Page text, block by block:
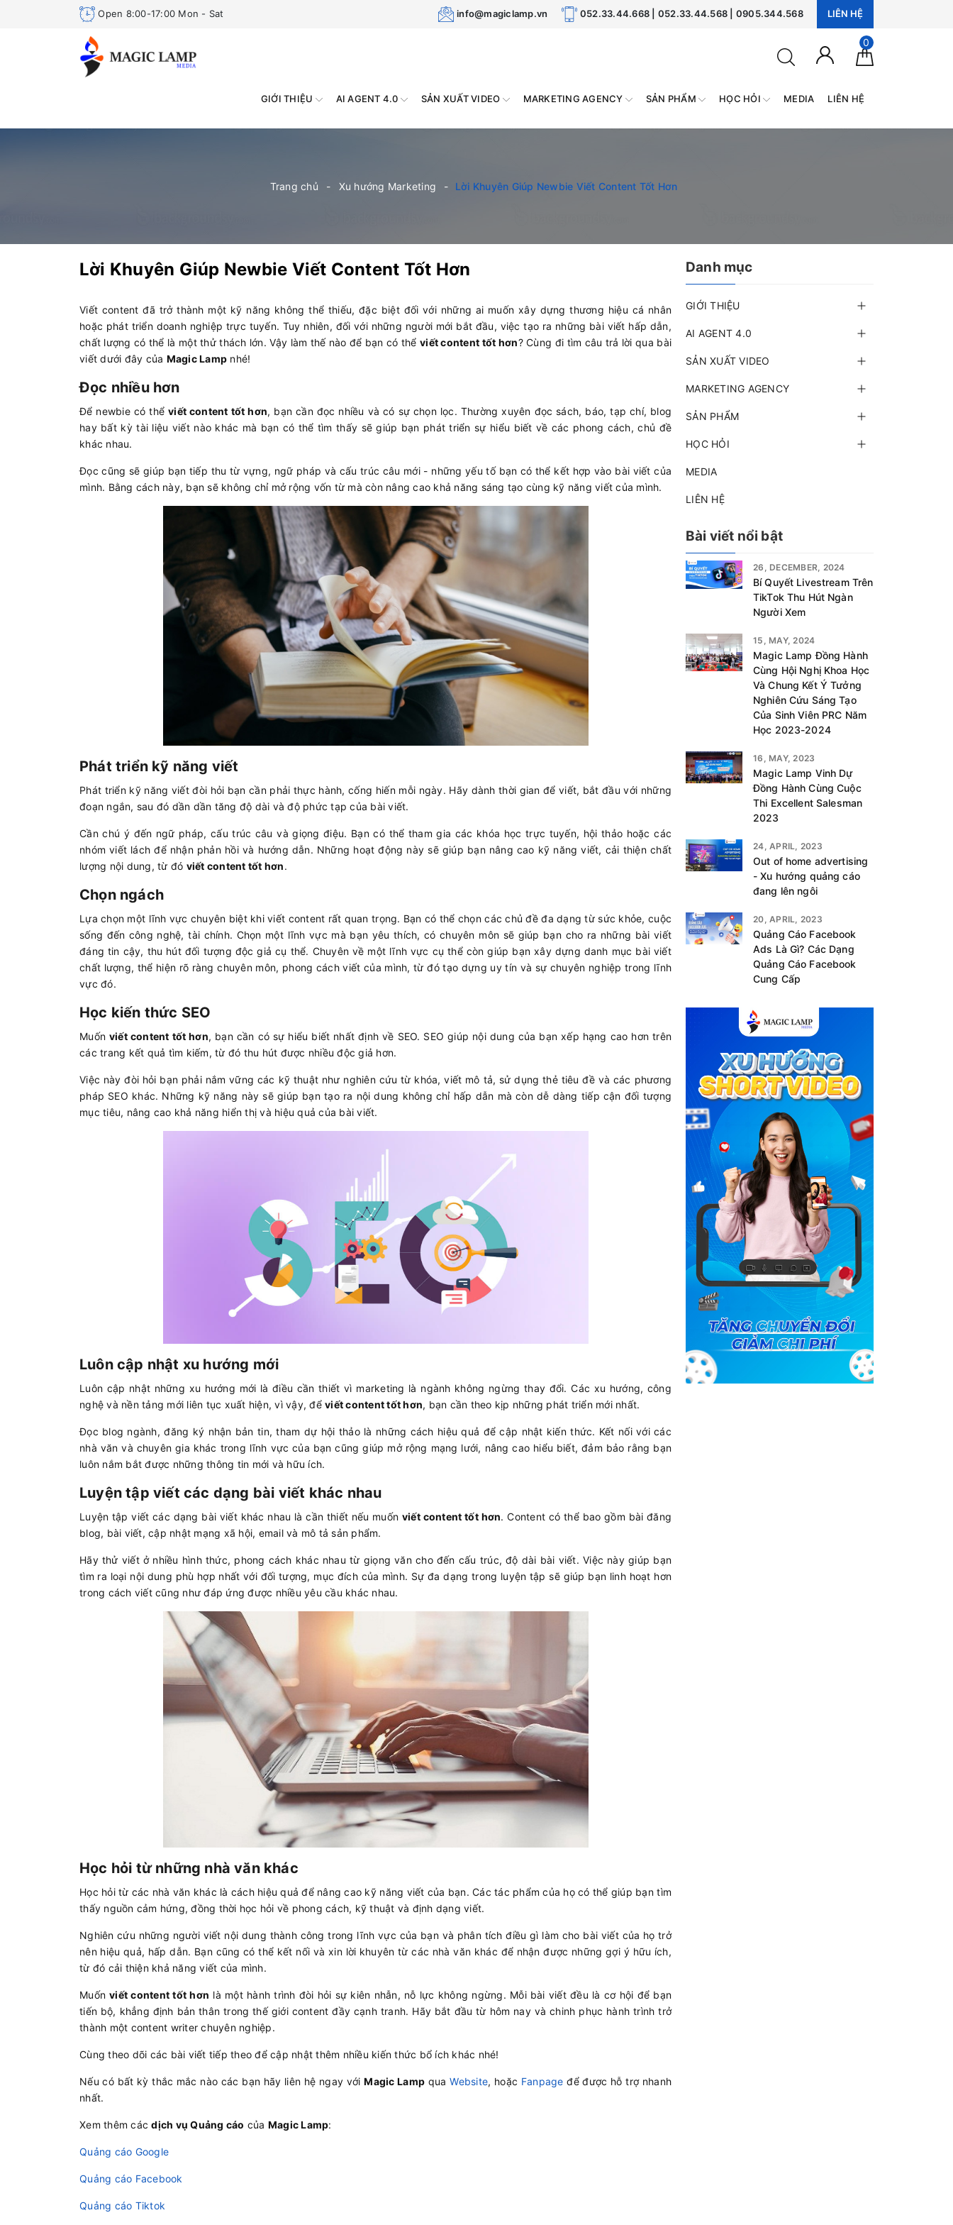
Open 8:00-17:00 Mon - Sat info@magiclamp.vn 052.33.44.668 | 052.33.44.568 | 0905.344.568 LIÊN HỆ
0
GIỚI THIỆU AI AGENT 4.0 SẢN XUẤT VIDEO MARKETING AGENCY SẢN PHẨM HỌC HỎI MEDIA LIÊN HỆ
Trang chủ Xu hướng Marketing Lời Khuyên Giúp Newbie Viết Content Tốt Hơn
Lời Khuyên Giúp Newbie Viết Content Tốt Hơn
Viết content đã trở thành một kỹ năng không thể thiếu, đặc biệt đối với những ai muốn xây dựng thương hiệu cá nhân
hoặc phát triển doanh nghiệp trực tuyến. Tuy nhiên, đối với những người mới bắt đầu, việc tạo ra những bài viết hấp dẫn,
chất lượng có thể là một thử thách lớn. Vậy làm thế nào để bạn có thểviết content tốt hơn? Cùng đi tìm câu trả lời qua bài
viết dưới đây của Magic Lamp nhé!
Đọc nhiều hơn
Để newbie có thểviết content tốt hơn, bạn cần đọc nhiều và có sự chọn lọc. Thường xuyên đọc sách, báo, tạp chí, blog
hay bất kỳ tài liệu viết nào khác mà bạn có thể tìm thấy sẽ giúp bạn phát triển sự hiểu biết về các phong cách, chủ đề
khác nhau.
Đọc cũng sẽ giúp bạn tiếp thu từ vựng, ngữ pháp và cấu trúc câu mới - những yếu tố bạn có thể kết hợp vào bài viết của
mình. Bằng cách này, bạn sẽ không chỉ mở rộng vốn từ mà còn nâng cao khả năng sáng tạo cùng kỹ năng viết của mình.
Phát triển kỹ năng viết
Phát triển kỹ năng viết đòi hỏi bạn cần phải thực hành, cống hiến mỗi ngày. Hãy dành thời gian để viết, bắt đầu với những
đoạn ngắn, sau đó dần dần tăng độ dài và độ phức tạp của bài viết.
Cần chú ý đến ngữ pháp, cấu trúc câu và giọng điệu. Bạn có thể tham gia các khóa học trực tuyến, hội thảo hoặc các
nhóm viết lách để nhận phản hồi và hướng dẫn. Những hoạt động này sẽ giúp bạn nâng cao kỹ năng viết, cải thiện chất
lượng nội dung, từ đó viết content tốt hơn.
Chọn ngách
Lựa chọn một lĩnh vực chuyên biệt khi viết content rất quan trọng. Bạn có thể chọn các chủ đề đa dạng từ sức khỏe, cuộc
sống đến công nghệ, tài chính. Chọn một lĩnh vực mà bạn yêu thích, có chuyên môn sẽ giúp bạn cho ra những bài viết
đáng tin cậy, thu hút đối tượng độc giả cụ thể. Chuyên về một lĩnh vực cụ thể còn giúp bạn xây dựng danh mục bài viết
chất lượng, thể hiện rõ ràng chuyên môn, phong cách viết của mình, từ đó tạo dựng uy tín và sự chuyên nghiệp trong lĩnh
vực đó.
Học kiến thức SEO
Muốn viết content tốt hơn, bạn cần có sự hiểu biết nhất định về SEO. SEO giúp nội dung của bạn xếp hạng cao hơn trên
các trang kết quả tìm kiếm, từ đó thu hút được nhiều độc giả hơn.
Việc này đòi hỏi bạn phải nắm vững các kỹ thuật như nghiên cứu từ khóa, viết mô tả, sử dụng thẻ tiêu đề và các phương
pháp SEO khác. Những kỹ năng này sẽ giúp bạn tạo ra nội dung không chỉ hấp dẫn mà còn dễ dàng tiếp cận đối tượng
mục tiêu, nâng cao khả năng hiển thị và hiệu quả của bài viết.
Luôn cập nhật xu hướng mới
Luôn cập nhật những xu hướng mới là điều cần thiết vì marketing là ngành không ngừng thay đổi. Các xu hướng, công
nghệ và nền tảng mới liên tục xuất hiện, vì vậy, để viết content tốt hơn, bạn cần theo kịp những phát triển mới nhất.
Đọc blog ngành, đăng ký nhận bản tin, tham dự hội thảo là những cách hiệu quả để cập nhật kiến thức. Kết nối với các
nhà văn và chuyên gia khác trong lĩnh vực của bạn cũng giúp mở rộng mạng lưới, nâng cao hiểu biết, đảm bảo rằng bạn
luôn nắm bắt được những thông tin mới và hữu ích.
Luyện tập viết các dạng bài viết khác nhau
Luyện tập viết các dạng bài viết khác nhau là cần thiết nếu muốn viết content tốt hơn. Content có thể bao gồm bài đăng
blog, bài viết, cập nhật mạng xã hội, email và mô tả sản phẩm.
Hãy thử viết ở nhiều hình thức, phong cách khác nhau từ giọng văn cho đến cấu trúc, độ dài bài viết. Việc này giúp bạn
tìm ra loại nội dung phù hợp nhất với đối tượng, mục đích của mình. Sự đa dạng trong luyện tập sẽ giúp bạn linh hoạt hơn
trong cách viết cũng như đáp ứng được nhiều yêu cầu khác nhau.
Học hỏi từ những nhà văn khác
Học hỏi từ các nhà văn khác là cách hiệu quả để nâng cao kỹ năng viết của bạn. Các tác phẩm của họ có thể giúp bạn tìm
thấy nguồn cảm hứng, đồng thời học hỏi về phong cách, kỹ thuật và định dạng viết.
Nghiên cứu những người viết nội dung thành công trong lĩnh vực của bạn và phân tích điều gì làm cho bài viết của họ trở
nên hiệu quả, hấp dẫn. Bạn cũng có thể kết nối và xin lời khuyên từ các nhà văn khác để nhận được những gợi ý hữu ích,
từ đó cải thiện khả năng viết của mình.
Muốnviết content tốt hơn là một hành trình đòi hỏi sự kiên nhẫn, nỗ lực không ngừng. Mỗi bài viết đều là cơ hội để bạn
tiến bộ, khẳng định bản thân trong thế giới content đầy cạnh tranh. Hãy bắt đầu từ hôm nay và chinh phục hành trình trở
thành một content writer chuyên nghiệp.
Cùng theo dõi các bài viết tiếp theo để cập nhật thêm nhiều kiến thức bổ ích khác nhé!
Nếu có bất kỳ thắc mắc nào các bạn hãy liên hệ ngay vớiMagic Lamp quaWebsite, hoặc Fanpageđể được hỗ trợ nhanh
nhất.
Xem thêm cácdịch vụ Quảng cáo của Magic Lamp:
Quảng cáo Google
Quảng cáo Facebook
Quảng cáo Tiktok
Danh mục
GIỚI THIỆU
AI AGENT 4.0
SẢN XUẤT VIDEO
MARKETING AGENCY
SẢN PHẨM
HỌC HỎI
MEDIA
LIÊN HỆ
Bài viết nổi bật
26, DECEMBER, 2024
Bí Quyết Livestream Trên
TikTok Thu Hút Ngàn
Người Xem
15, MAY, 2024
Magic Lamp Đồng Hành
Cùng Hội Nghị Khoa Học
Và Chung Kết Ý Tưởng
Nghiên Cứu Sáng Tạo
Của Sinh Viên PRC Năm
Học 2023-2024
16, MAY, 2023
Magic Lamp Vinh Dự
Đồng Hành Cùng Cuộc
Thi Excellent Salesman
2023
24, APRIL, 2023
Out of home advertising
- Xu hướng quảng cáo
đang lên ngôi
20, APRIL, 2023
Quảng Cáo Facebook
Ads Là Gì? Các Dạng
Quảng Cáo Facebook
Cung Cấp